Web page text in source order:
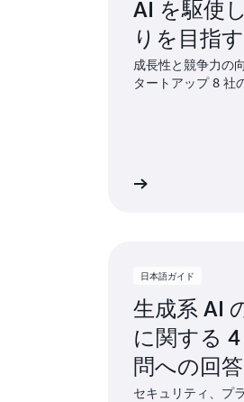
AI を駆使
りを目指す
成長性と競争力の
タートアップ 8 社
日本語ガイド
生成系 AI
に関する
問への回答
セキュリティ、プ